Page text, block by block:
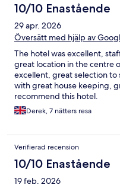
10/10 Enastående
29 apr. 2026
Översätt med hjälp av
The hotel was excellent,
great location in the centre
excellent, great selection to
with great house keeping,
recommend this hotel.
Derek, 7 nätters resa
Verifierad recension
10/10 Enastående
19 feb. 2026